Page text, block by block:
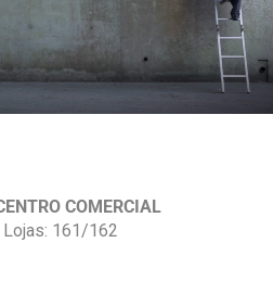
COMERCIAL
Lojas: 161/162